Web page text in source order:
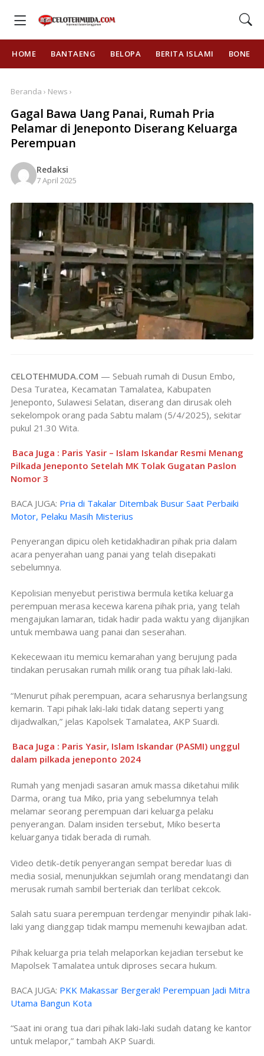
HOME BANTAENG BELOPA BERITA ISLAMI BONE
Beranda › News ›
Gagal Bawa Uang Panai, Rumah Pria
Pelamar di Jeneponto Diserang Keluarga
Perempuan
Redaksi
7 April 2025
CELOTEHMUDA.COM — Sebuah rumah di Dusun Embo,
Desa Turatea, Kecamatan Tamalatea, Kabupaten
Jeneponto, Sulawesi Selatan, diserang dan dirusak oleh
sekelompok orang pada Sabtu malam (5/4/2025), sekitar
pukul 21.30 Wita.
Baca Juga : Paris Yasir – Islam Iskandar Resmi Menang
Pilkada Jeneponto Setelah MK Tolak Gugatan Paslon
Nomor 3
BACA JUGA: Pria di Takalar Ditembak Busur Saat Perbaiki
Motor, Pelaku Masih Misterius
Penyerangan dipicu oleh ketidakhadiran pihak pria dalam
acara penyerahan uang panai yang telah disepakati
sebelumnya.
Kepolisian menyebut peristiwa bermula ketika keluarga
perempuan merasa kecewa karena pihak pria, yang telah
mengajukan lamaran, tidak hadir pada waktu yang dijanjikan
untuk membawa uang panai dan seserahan.
Kekecewaan itu memicu kemarahan yang berujung pada
tindakan perusakan rumah milik orang tua pihak laki-laki.
“Menurut pihak perempuan, acara seharusnya berlangsung
kemarin. Tapi pihak laki-laki tidak datang seperti yang
dijadwalkan,” jelas Kapolsek Tamalatea, AKP Suardi.
Baca Juga : Paris Yasir, Islam Iskandar (PASMI) unggul
dalam pilkada jeneponto 2024
Rumah yang menjadi sasaran amuk massa diketahui milik
Darma, orang tua Miko, pria yang sebelumnya telah
melamar seorang perempuan dari keluarga pelaku
penyerangan. Dalam insiden tersebut, Miko beserta
keluarganya tidak berada di rumah.
Video detik-detik penyerangan sempat beredar luas di
media sosial, menunjukkan sejumlah orang mendatangi dan
merusak rumah sambil berteriak dan terlibat cekcok.
Salah satu suara perempuan terdengar menyindir pihak laki-
laki yang dianggap tidak mampu memenuhi kewajiban adat.
Pihak keluarga pria telah melaporkan kejadian tersebut ke
Mapolsek Tamalatea untuk diproses secara hukum.
BACA JUGA: PKK Makassar Bergerak! Perempuan Jadi Mitra
Utama Bangun Kota
“Saat ini orang tua dari pihak laki-laki sudah datang ke kantor
untuk melapor,” tambah AKP Suardi.